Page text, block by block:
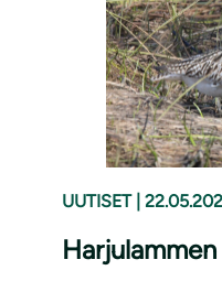
UUTISET